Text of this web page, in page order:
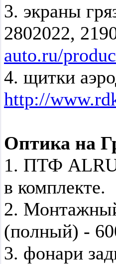
3. экраны
2802022,
auto.ru/
4. щитки
http://
Оптика на
1. ПТФ ALRU
в комплекте.
2.
(полный) -
3. фонари